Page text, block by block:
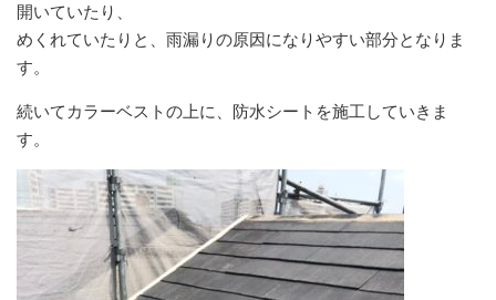
開いていたり、
めくれていたりと、雨漏りの原因になりやすい部分となりま
す。
続いてカラーベストの上に、防水シートを施工していきま
す。